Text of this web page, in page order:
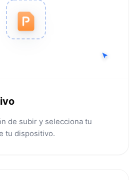
de subir y selecciona tu
tu dispositivo.